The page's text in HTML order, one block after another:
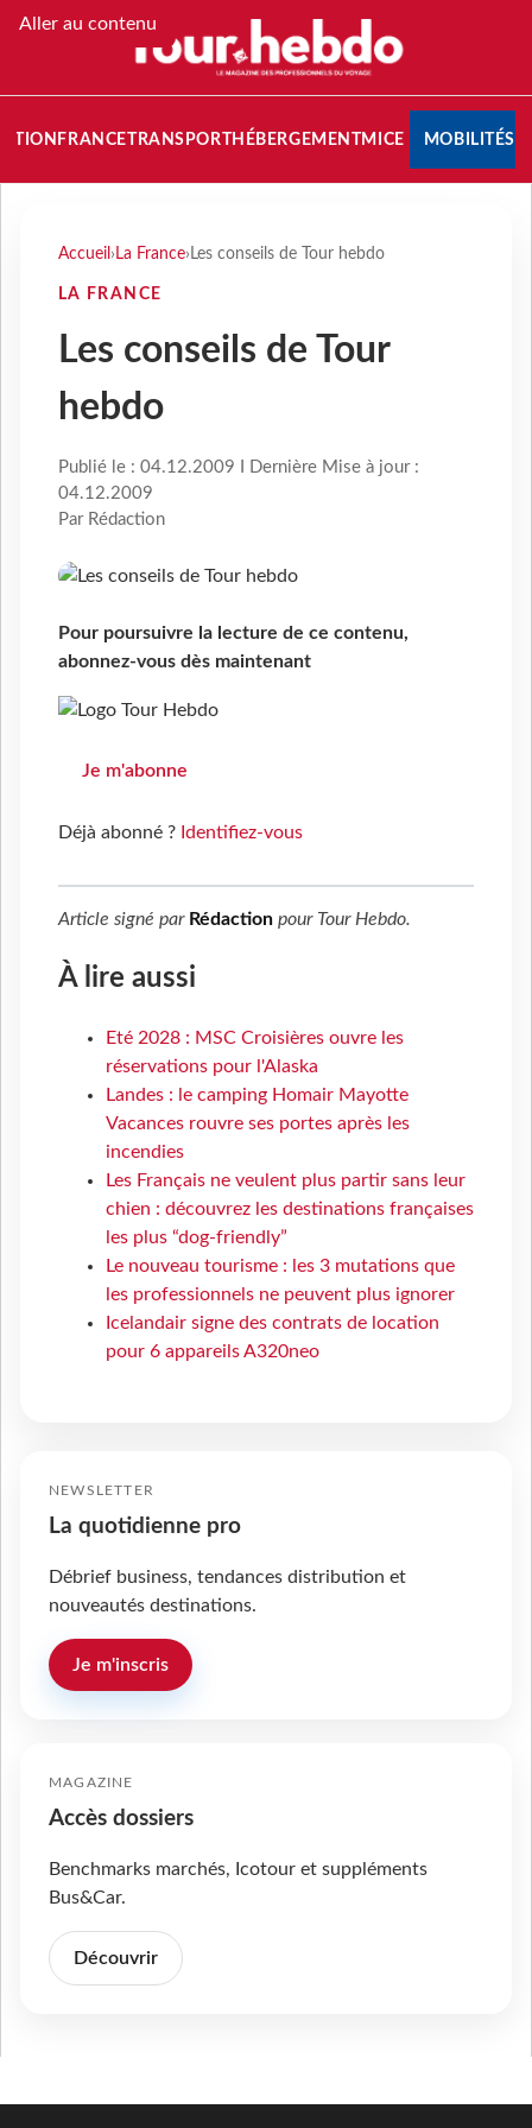
Aller au contenu
FRANCETRANSPORT HÉBERGEMENTMICE MOBILITÉS
Accueil › La France› Les conseils de Tour hebdo
LA FRANCE
Les conseils de Tour
hebdo
Publié le : 04.12.2009 I Dernière Mise à jour :
04.12.2009
Par Rédaction
Pour poursuivre la lecture de ce contenu,
abonnez-vous dès maintenant
Je m'abonne
Déjà abonné ? Identifiez-vous
Article signé par Rédaction pour Tour Hebdo.
À lire aussi
Eté 2028 : MSC Croisières ouvre les
réservations pour l'Alaska
Landes : le camping Homair Mayotte
Vacances rouvre ses portes après les
incendies
Les Français ne veulent plus partir sans leur
chien : découvrez les destinations françaises
les plus “dog-friendly”
Le nouveau tourisme : les 3 mutations que
les professionnels ne peuvent plus ignorer
Icelandair signe des contrats de location
pour 6 appareils A320neo
NEWSLETTER
La quotidienne pro
Débrief business, tendances distribution et
nouveautés destinations.
Je m'inscris
MAGAZINE
Accès dossiers
Benchmarks marchés, Icotour et suppléments
Bus&Car.
Découvrir